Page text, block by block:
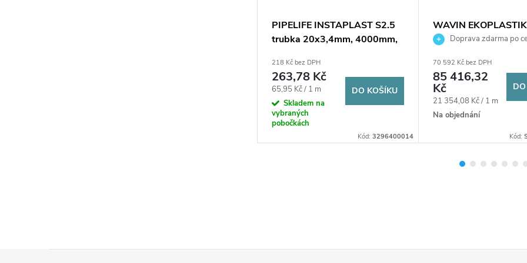
PIPELIFE INSTAPLAST S2.5
trubka 20x3,4mm, 4000mm,
218 Kč bez DPH
263,78 Kč
Měrná
cena:
65,95 Kč / 1 m
Skladem na
vybraných
pobočkách
DO KOŠÍKU
Kód: 3296400014
WAVIN
BASALT PLUS S 4
tyčích, svařovací,
RCT, šedá
Doprava zdarma po
70 592 Kč bez DPH
85 416,32
Kč
Měrná
cena:
21 354,08 Kč / 1 m
Na objednání
Kód: